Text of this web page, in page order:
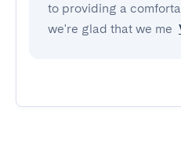
to providing a
we're glad that we me